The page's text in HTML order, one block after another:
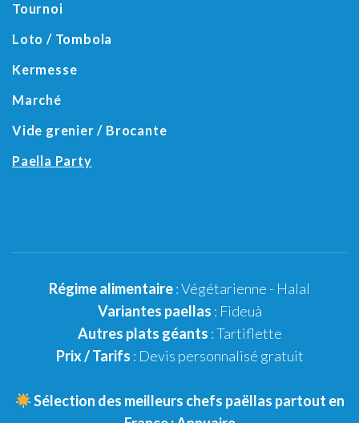
Tournoi
Loto / Tombola
Kermesse
Marché
Vide grenier / Brocante
Paella Party
Régime alimentaire:Végétarienne - Halal
Variantes paellas : Fideuà
Autres plats géants : Tartiflette
Prix / Tarifs : Devis personnalisé gratuit
Sélection des meilleurs chefs paëllas partout en